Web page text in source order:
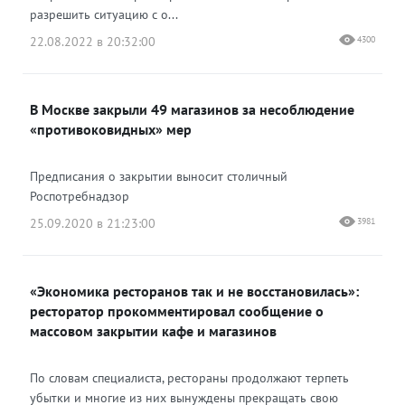
разрешить ситуацию с о...
22.08.2022 в 20:32:00
4300
В Москве закрыли 49 магазинов за несоблюдение
«противоковидных» мер
Предписания о закрытии выносит столичный
Роспотребнадзор
25.09.2020 в 21:23:00
3981
«Экономика ресторанов так и не восстановилась»:
ресторатор прокомментировал сообщение о
массовом закрытии кафе и магазинов
По словам специалиста, рестораны продолжают терпеть
убытки и многие из них вынуждены прекращать свою